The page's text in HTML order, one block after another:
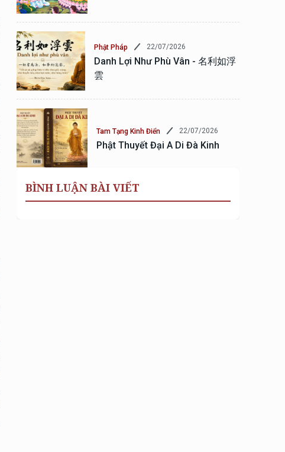
Phật Pháp 22/07/2026
Danh Lợi Như Phù Vân - 名利如浮
雲
Tam Tạng Kinh Điển 22/07/2026
Phật Thuyết Đại A Di Đà Kinh
BÌNH LUẬN BÀI VIẾT